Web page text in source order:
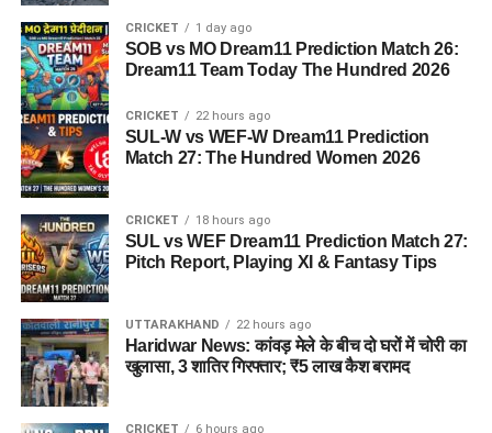
CRICKET 1 day ago
SOB vs MO Dream11 Prediction Match 26:
Dream11 Team Today The Hundred 2026
CRICKET 22 hours ago
SUL-W vs WEF-W Dream11 Prediction
Match 27: The Hundred Women 2026
CRICKET 18 hours ago
SUL vs WEF Dream11 Prediction Match 27:
Pitch Report, Playing XI & Fantasy Tips
UTTARAKHAND 22 hours ago
Haridwar News: कांवड़ मेले के बीच दो घरों में चोरी का
खुलासा, 3 शातिर गिरफ्तार; ₹5 लाख कैश बरामद
CRICKET 6 hours ago